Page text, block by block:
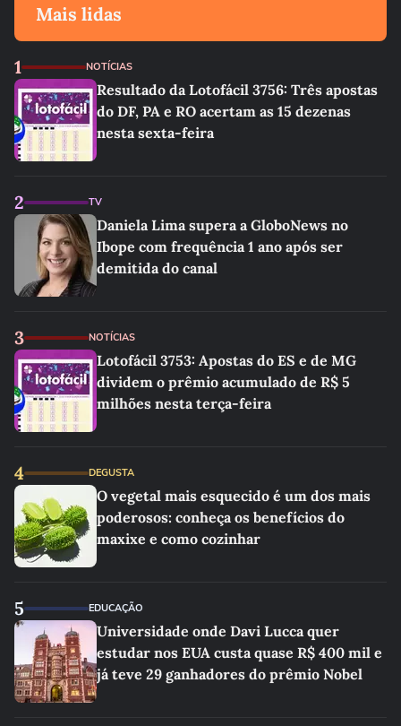
Mais lidas
1 NOTÍCIAS
Resultado da Lotofácil 3756: Três apostas
do DF, PA e RO acertam as 15 dezenas
nesta sexta-feira
2 TV
Daniela Lima supera a GloboNews no
Ibope com frequência 1 ano após ser
demitida do canal
3 NOTÍCIAS
Lotofácil 3753: Apostas do ES e de MG
dividem o prêmio acumulado de R$ 5
milhões nesta terça-feira
4 DEGUSTA
O vegetal mais esquecido é um dos mais
poderosos: conheça os benefícios do
maxixe e como cozinhar
5 EDUCAÇÃO
Universidade onde Davi Lucca quer
estudar nos EUA custa quase R$ 400 mil e
já teve 29 ganhadores do prêmio Nobel